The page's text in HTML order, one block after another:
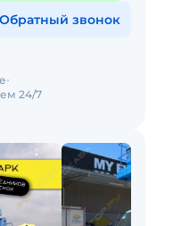
Обратный звонок
24/7